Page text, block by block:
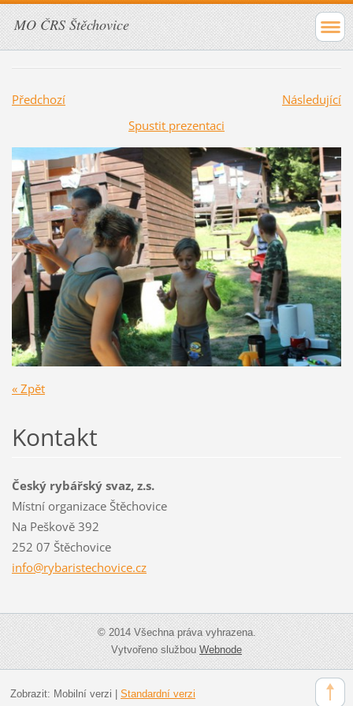
MO ČRS Štěchovice
Předchozí
Následující
Spustit prezentaci
« Zpět
Kontakt
Český rybářský svaz, z.s.
Místní organizace Štěchovice
Na Peškově 392
252 07 Štěchovice
info@rybaristechovice.cz
© 2014 Všechna práva vyhrazena.
Vytvořeno službouWebnode
Zobrazit: Mobilní verzi | Standardní verzi